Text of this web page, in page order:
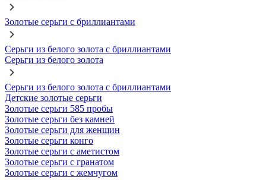
Золотые серьги с бриллиантами
Серьги из белого золота с бриллиантами
Серьги из белого золота
Серьги из белого золота с бриллиантами
Детские золотые серьги
Золотые серьги 585 пробы
Золотые серьги без камней
Золотые серьги для женщин
Золотые серьги конго
Золотые серьги с аметистом
Золотые серьги с гранатом
Золотые серьги с жемчугом